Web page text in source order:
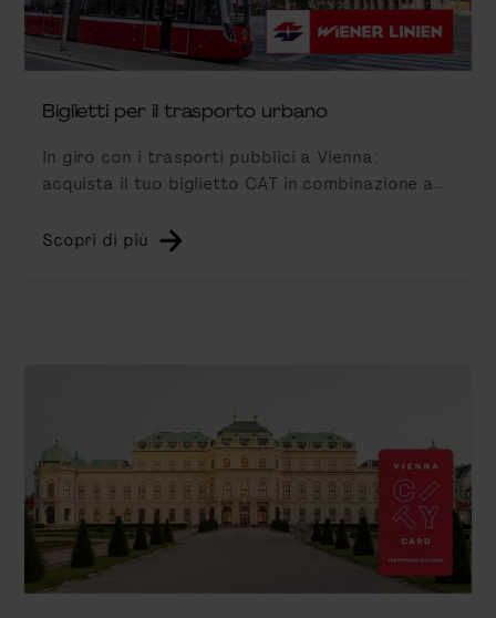
Biglietti per il trasporto urbano
In giro con i trasporti pubblici a Vienna:
acquista il tuo biglietto CAT in combinazione a
Scopri di più